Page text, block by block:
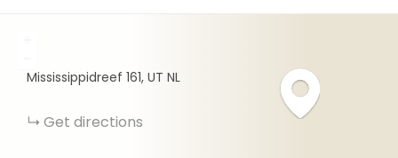
Mississippidreef 161 UT NL
Get directions